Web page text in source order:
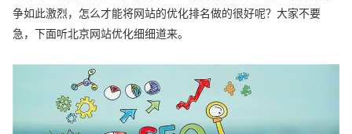
争如此激烈，怎么才能将网站的优化排名做的很好呢？大家不要
急，下面听北京网站优化细细道来。